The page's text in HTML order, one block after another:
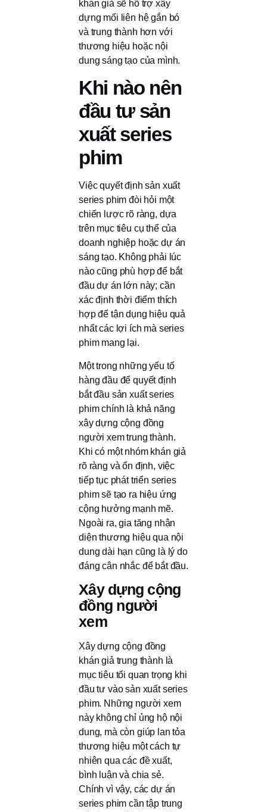
khán giả sẽ hỗ trợ xây
dựng mối liên hệ gắn bó
và trung thành hơn với
thương hiệu hoặc nội
dung sáng tạo của mình.
Khi nào nên
đầu tư sản
xuất series
phim
Việc quyết định sản xuất
series phim đòi hỏi một
chiến lược rõ ràng, dựa
trên mục tiêu cụ thể của
doanh nghiệp hoặc dự án
sáng tạo. Không phải lúc
nào cũng phù hợp để bắt
đầu dự án lớn này; cần
xác định thời điểm thích
hợp để tận dụng hiệu quả
nhất các lợi ích mà series
phim mang lại.
Một trong những yếu tố
hàng đầu để quyết định
bắt đầu sản xuất series
phim chính là khả năng
xây dựng cộng đồng
người xem trung thành.
Khi có một nhóm khán giả
rõ ràng và ổn định, việc
tiếp tục phát triển series
phim sẽ tạo ra hiệu ứng
cộng hưởng mạnh mẽ.
Ngoài ra, gia tăng nhận
diện thương hiệu qua nội
dung dài hạn cũng là lý do
đáng cân nhắc để bắt đầu.
Xây dựng cộng
đồng người
xem
Xây dựng cộng đồng
khán giả trung thành là
mục tiêu tối quan trọng khi
đầu tư vào sản xuất series
phim. Những người xem
này không chỉ ủng hộ nội
dung, mà còn giúp lan tỏa
thương hiệu một cách tự
nhiên qua các đề xuất,
bình luận và chia sẻ.
Chính vì vậy, các dự án
series phim cần tập trung